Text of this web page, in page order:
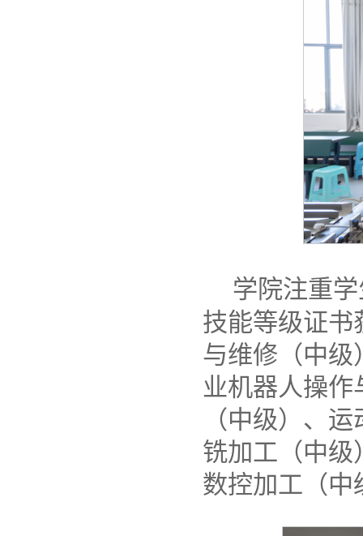
学院注重
技能等级证书
与维修（中级
业机器人操
（中级）、
铣加工（中级
数控加工（中